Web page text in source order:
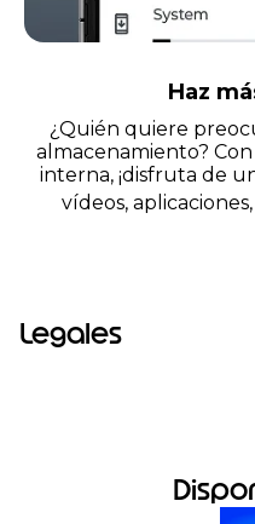
Haz
¿Quién quiere
almacenamiento?
interna, ¡disfruta de
vídeos,
Legales